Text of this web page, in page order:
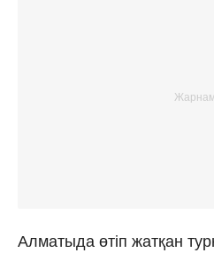
Алматыда өтіп жатқан